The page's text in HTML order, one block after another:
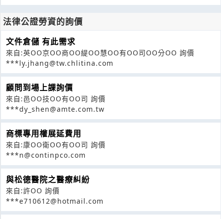
法律公證勞資的詢價
文件倉儲 有此需求
來自:英OO京OO商OO緹OO慧OO有OO司OO分OO 詢價
***ly.jhang@tw.chlitina.com
顧問到場上課詢價
來自:邑OO技OO有OO司 詢價
***dy_shen@amte.com.tw
商標專用權展延費用
來自:康OO衛OO有OO司 詢價
***n@continpco.com
與松德醫院之醫療糾紛
來自:許OO 詢價
***e710612@hotmail.com